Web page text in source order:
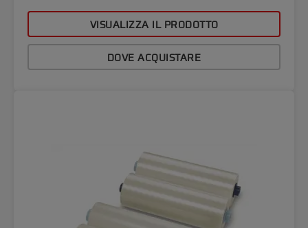
VISUALIZZA IL PRODOTTO
DOVE ACQUISTARE